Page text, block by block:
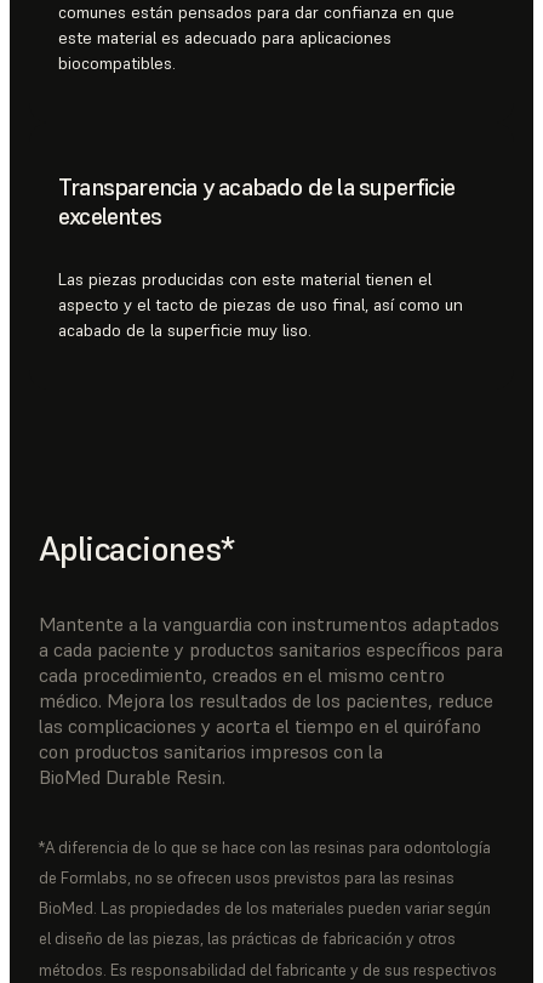
comunes están pensados para dar confianza en que
este material es adecuado para aplicaciones
biocompatibles.
Transparencia y acabado de la superficie
excelentes
Las piezas producidas con este material tienen el
aspecto y el tacto de piezas de uso final, así como un
acabado de la superficie muy liso.
Aplicaciones*
Mantente a la vanguardia con instrumentos adaptados
a cada paciente y productos sanitarios específicos para
cada procedimiento, creados en el mismo centro
médico. Mejora los resultados de los pacientes, reduce
las complicaciones y acorta el tiempo en el quirófano
con productos sanitarios impresos con la
BioMed Durable Resin.
*A diferencia de lo que se hace con las resinas para odontología
de Formlabs, no se ofrecen usos previstos para las resinas
BioMed. Las propiedades de los materiales pueden variar según
el diseño de las piezas, las prácticas de fabricación y otros
métodos. Es responsabilidad del fabricante y de sus respectivos